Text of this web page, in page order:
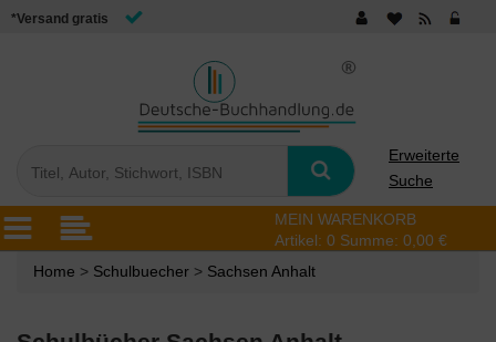
*Versand gratis
Erweiterte
Suche
MEIN WARENKORB
Artikel: 0 Summe: 0,00 €
Home > Schulbuecher > Sachsen Anhalt